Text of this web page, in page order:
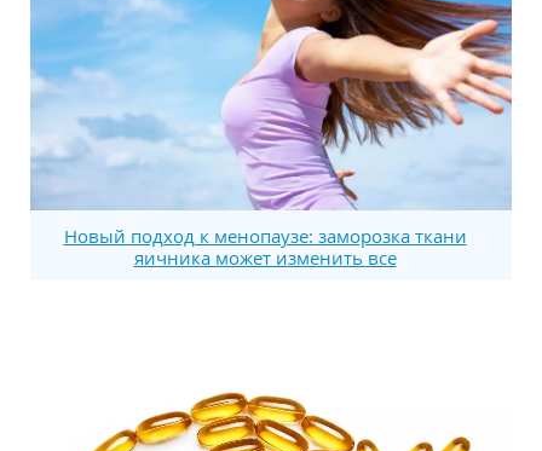
Новый подход к менопаузе: заморозка ткани
яичника может изменить все